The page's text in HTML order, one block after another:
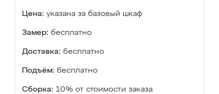
Цена: указана за базовый шкаф
Замер: бесплатно
Доставка: бесплатно
Подъём: бесплатно
Сборка: 10% от стоимости заказа